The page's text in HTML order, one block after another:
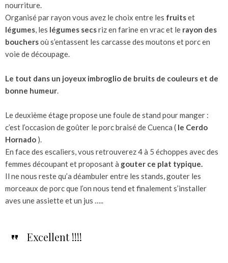
nourriture.
Organisé par rayon vous avez le choix entre les fruitset
légumes, les légumes secsriz en farine en vrac et le rayon des
bouchersoù s’entassent les carcasse des moutons et porc en
voie de découpage.
Le tout dans un joyeux imbroglio de bruits de couleurs et de
bonne humeur.
Le deuxième étage propose une foule de stand pour manger :
c’est l’occasion de goûter le porc braisé de Cuenca ( le Cerdo
Hornado ).
En face des escaliers, vous retrouverez 4 à 5 échoppes avec des
femmes découpant et proposant à gouter ce plat typique.
Il ne nous reste qu’a déambuler entre les stands, gouter les
morceaux de porc que l’on nous tend et finalement s’installer
aves une assiette et un jus …..
Excellent !!!!